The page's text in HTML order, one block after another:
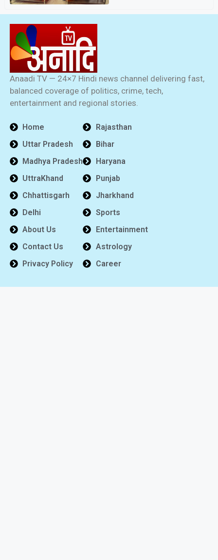
Anaadi TV — 24×7 Hindi news channel delivering fast,
balanced coverage of politics, crime, tech,
entertainment and regional stories.
Home
Uttar Pradesh
Madhya Pradesh
UttraKhand
Chhattisgarh
Delhi
About Us
Contact Us
Privacy Policy
Rajasthan
Bihar
Haryana
Punjab
Jharkhand
Sports
Entertainment
Astrology
Career